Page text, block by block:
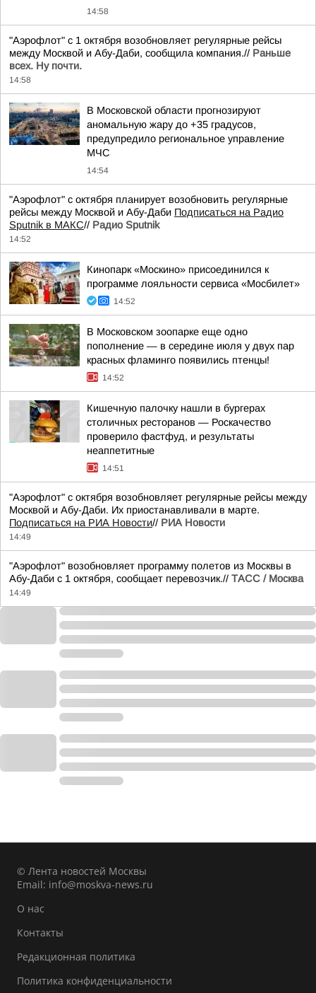
14:58
"Аэрофлот" с 1 октября возобновляет регулярные рейсы
между Москвой и Абу-Даби, сообщила компания.// Раньше
всех. Ну почти.
14:58
В Московской области прогнозируют
аномальную жару до +35 градусов,
предупредило региональное управление
МЧС
14:54
"Аэрофлот" с октября планирует возобновить регулярные
рейсы между Москвой и Абу-Даби Подписаться на Радио
Sputnik в МАКС// Радио Sputnik
14:52
Кинопарк «Москино» присоединился к
программе лояльности сервиса «Мосбилет»
14:52
В Московском зоопарке еще одно
пополнение — в середине июля у двух пар
красных фламинго появились птенцы!
14:52
Кишечную палочку нашли в бургерах
столичных ресторанов — Роскачество
проверило фастфуд, и результаты
неаппетитные
14:51
"Аэрофлот" с октября возобновляет регулярные рейсы между
Москвой и Абу-Даби. Их приостанавливали в марте.
Подписаться на РИА Новости// РИА Новости
14:49
"Аэрофлот" возобновляет программу полетов из Москвы в
Абу-Даби с 1 октября, сообщает перевозчик.// ТАСС / Москва
14:49
© Лента новостей Москвы
Email: info@moskva-news.ru
О нас
Контакты
Редакционная политика
Политика конфиденциальности